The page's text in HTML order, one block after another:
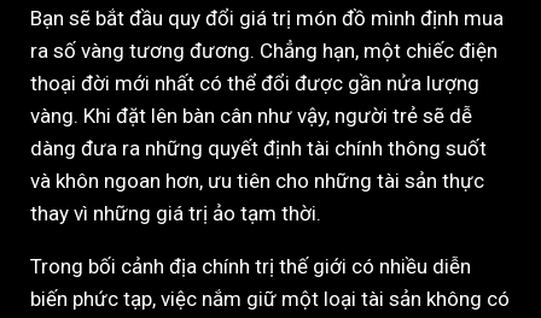
Bạn sẽ bắt đầu quy đổi giá trị món đồ mình định mua
ra số vàng tương đương. Chẳng hạn, một chiếc điện
thoại đời mới nhất có thể đổi được gần nửa lượng
vàng. Khi đặt lên bàn cân như vậy, người trẻ sẽ dễ
dàng đưa ra những quyết định tài chính thông suốt
và khôn ngoan hơn, ưu tiên cho những tài sản thực
thay vì những giá trị ảo tạm thời.
Trong bối cảnh địa chính trị thế giới có nhiều diễn
biến phức tạp, việc nắm giữ một loại tài sản không có